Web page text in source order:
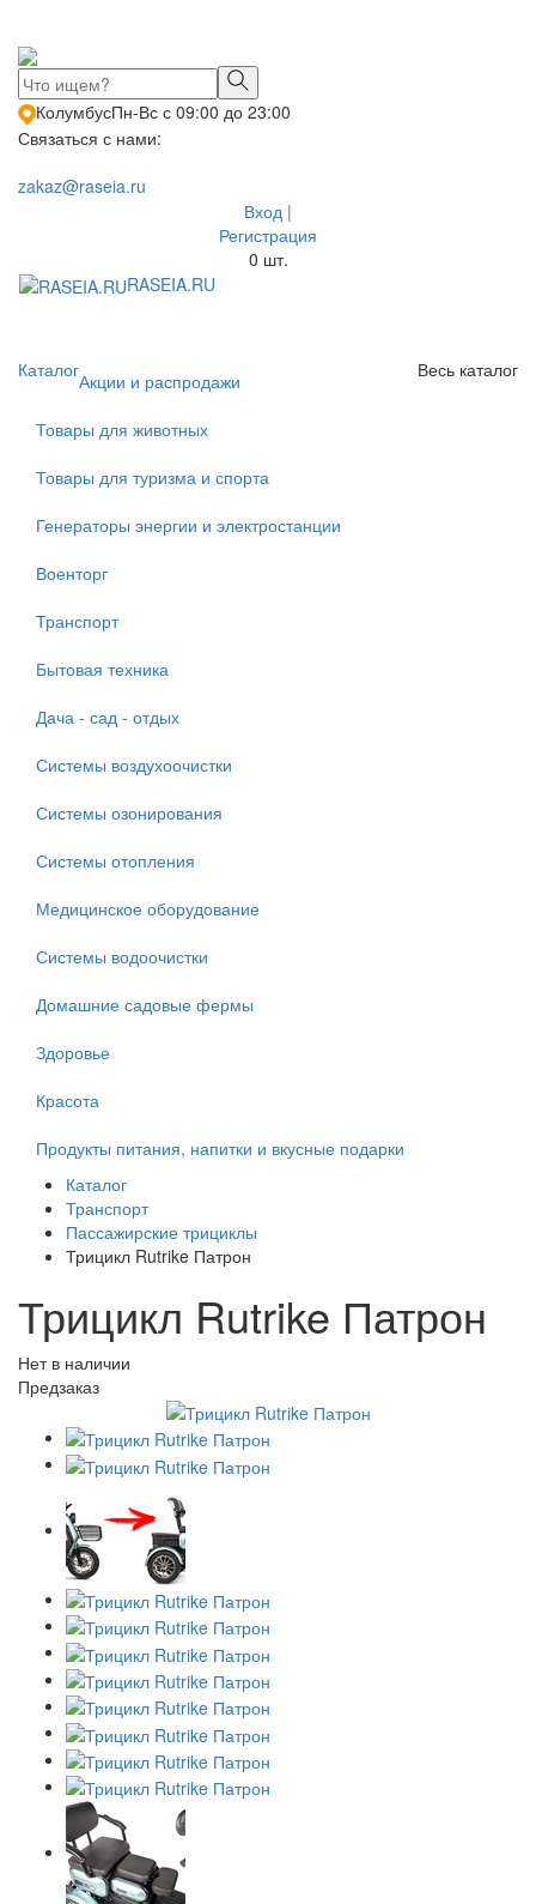
КолумбусПн-Вс с 09:00 до 23:00
Связаться с нами:
zakaz@raseia.ru
Вход |
Регистрация
0 шт.
RASEIA.RU
Каталог
Весь каталог
Акции и распродажи
Товары для животных
Товары для туризма и спорта
Генераторы энергии и электростанции
Военторг
Транспорт
Бытовая техника
Дача - сад - отдых
Системы воздухоочистки
Системы озонирования
Системы отопления
Медицинское оборудование
Системы водоочистки
Домашние садовые фермы
Здоровье
Красота
Продукты питания, напитки и вкусные подарки
Каталог
Транспорт
Пассажирские трициклы
Трицикл Rutrike Патрон
Трицикл Rutrike Патрон
Нет в наличии
Предзаказ